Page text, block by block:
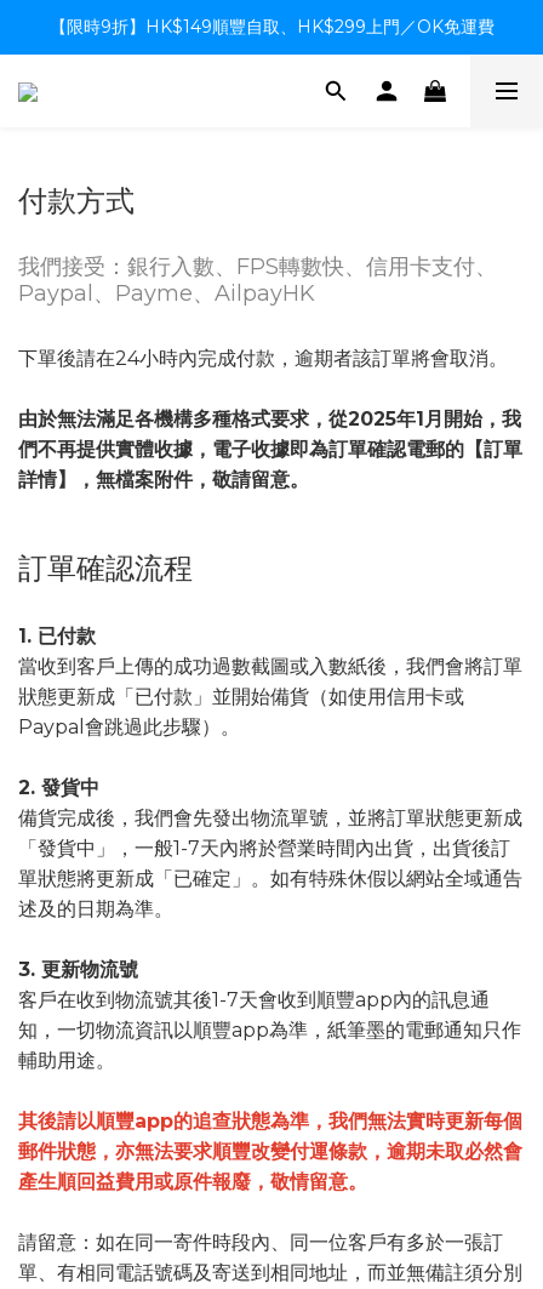
【限時9折】HK$149順豐自取、HK$299上門／OK免運費
【限時9折】HK$149順豐自取、HK$299上門／OK免運費
支付系統升級中，暫停信用卡支付至8月中，造成不便感謝諒解
付款方式
我們接受：銀行入數、FPS轉數快、信用卡支付、
Paypal、Payme、AilpayHK
下單後請在24小時內完成付款，逾期者該訂單將會取消。
由於無法滿足各機構多種格式要求，從2025年1月開始，我
們不再提供實體收據，電子收據即為訂單確認電郵的【訂單
詳情】，無檔案附件，敬請留意。
訂單確認流程
1. 已付款
當收到客戶上傳的成功過數截圖或入數紙後，我們會將訂單
狀態更新成「已付款」並開始備貨（如使用信用卡或
Paypal會跳過此步驟）。
2. 發貨中
備貨完成後，我們會先發出物流單號，並將訂單狀態更新成
「發貨中」，一般1-7天內將於營業時間內出貨，出貨後訂
單狀態將更新成「已確定」。如有特殊休假以網站全域通告
述及的日期為準。
3. 更新物流號
客戶在收到物流號其後1-7天會收到順豐app內的訊息通
知，一切物流資訊以順豐app為準，紙筆墨的電郵通知只作
輔助用途。
其後請以順豐app的追查狀態為準，我們無法實時更新每個
郵件狀態，亦無法要求順豐改變付運條款，逾期未取必然會
產生順回益費用或原件報廢，敬情留意。
請留意：如在同一寄件時段內、同一位客戶有多於一張訂
單、有相同電話號碼及寄送到相同地址，而並無備註須分別